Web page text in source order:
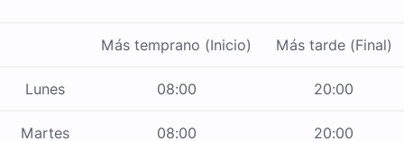
Más temprano (Inicio) Más tarde (Final)
Lunes 08:00 20:00
Martes 08:00 20:00